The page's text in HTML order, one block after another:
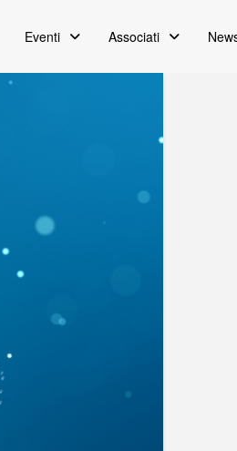
Eventi Associati